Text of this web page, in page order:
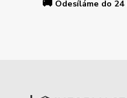
🚚 Odesíláme do